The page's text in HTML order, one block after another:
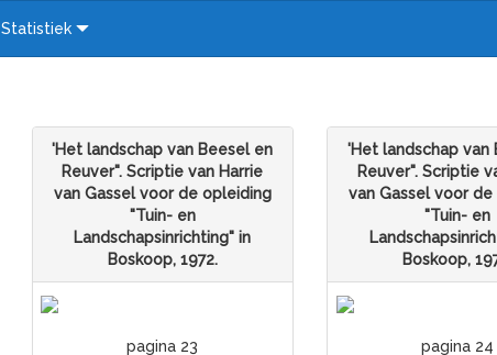
Statistiek
'Het landschap van Beesel en
Reuver". Scriptie van Harrie
van Gassel voor de opleiding
"Tuin- en
Landschapsinrichting" in
Boskoop, 1972.
pagina 23
'Het landschap van
Reuver". Scriptie
van Gassel voor
"Tuin- en
Boskoop,
pagina 24